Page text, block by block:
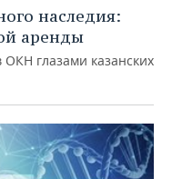
наследия:
аренды
глазами казанских